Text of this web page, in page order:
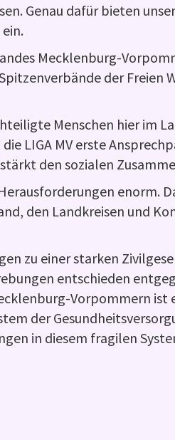
Genau dafür bieten
Mecklenburg-
der
Menschen hier im
LIGA MV erste
den sozialen
den Landkreisen und
zu einer starken
entschieden
Vorpommern
der
in diesem fragilen